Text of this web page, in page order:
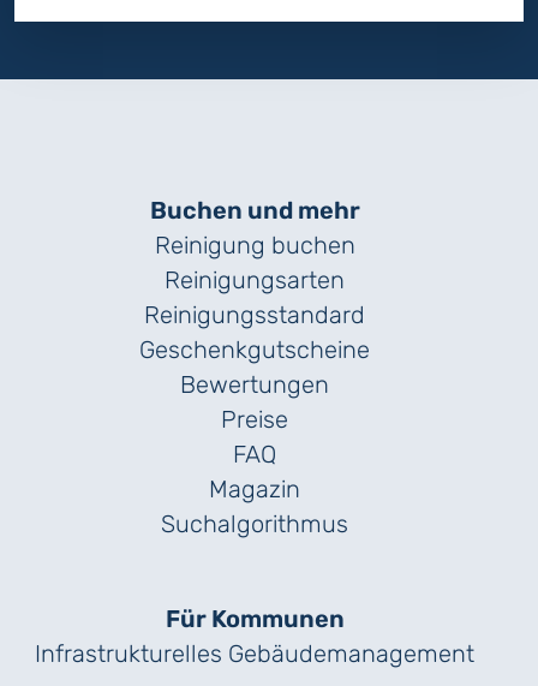
Buchen und mehr
Reinigung buchen
Reinigungsarten
Reinigungs­standard
Geschenk­gutscheine
Bewertungen
Preise
FAQ
Magazin
Suchalgorithmus
Für Kommunen
Infrastrukturelles Gebäude­management